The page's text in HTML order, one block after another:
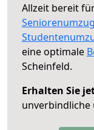
Allzeit bereit
Seniorenumzug
eine optimale
Scheinfeld.
Erhalten Sie
unverbindliche